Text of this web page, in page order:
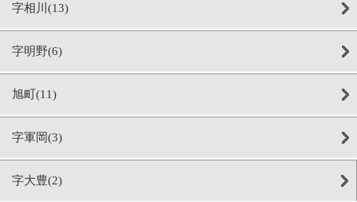
字相川(13)
字明野(6)
旭町(11)
字軍岡(3)
字大豊(2)